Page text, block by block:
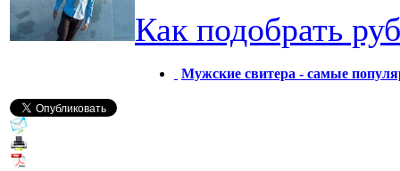
Как подобрать
Мужские свитера - самые